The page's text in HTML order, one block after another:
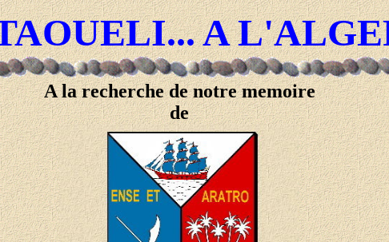
A
A la recherche de notre memoire
de